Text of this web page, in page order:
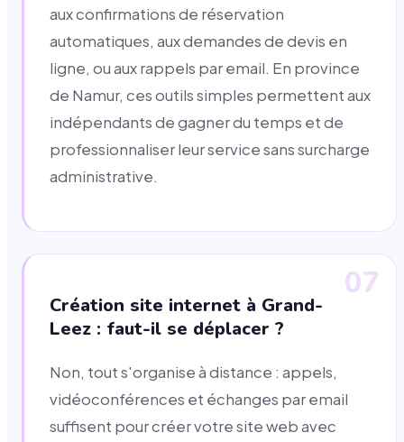
aux confirmations de réservation
automatiques, aux demandes de devis en
ligne, ou aux rappels par email. En province
de Namur, ces outils simples permettent aux
indépendants de gagner du temps et de
professionnaliser leur service sans surcharge
administrative.
07
Création site internet à Grand-
Leez : faut-il se déplacer ?
Non, tout s'organise à distance : appels,
vidéoconférences et échanges par email
suffisent pour créer votre site web avec